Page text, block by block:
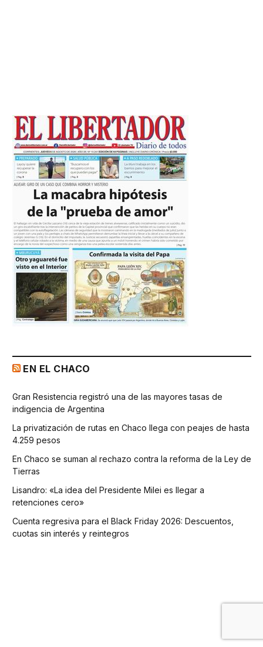
EN EL CHACO
Gran Resistencia registró una de las mayores tasas de
indigencia de Argentina
La privatización de rutas en Chaco llega con peajes de hasta
4.259 pesos
En Chaco se suman al rechazo contra la reforma de la Ley de
Tierras
Lisandro: «La idea del Presidente Milei es llegar a
retenciones cero»
Cuenta regresiva para el Black Friday 2026: Descuentos,
cuotas sin interés y reintegros